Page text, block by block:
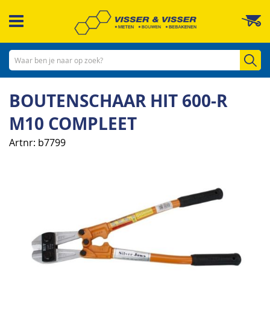
naar
inhoud
BOUTENSCHAAR HIT 600-R
M10 COMPLEET
Artnr b7799
afbeeldingen-
gallerij